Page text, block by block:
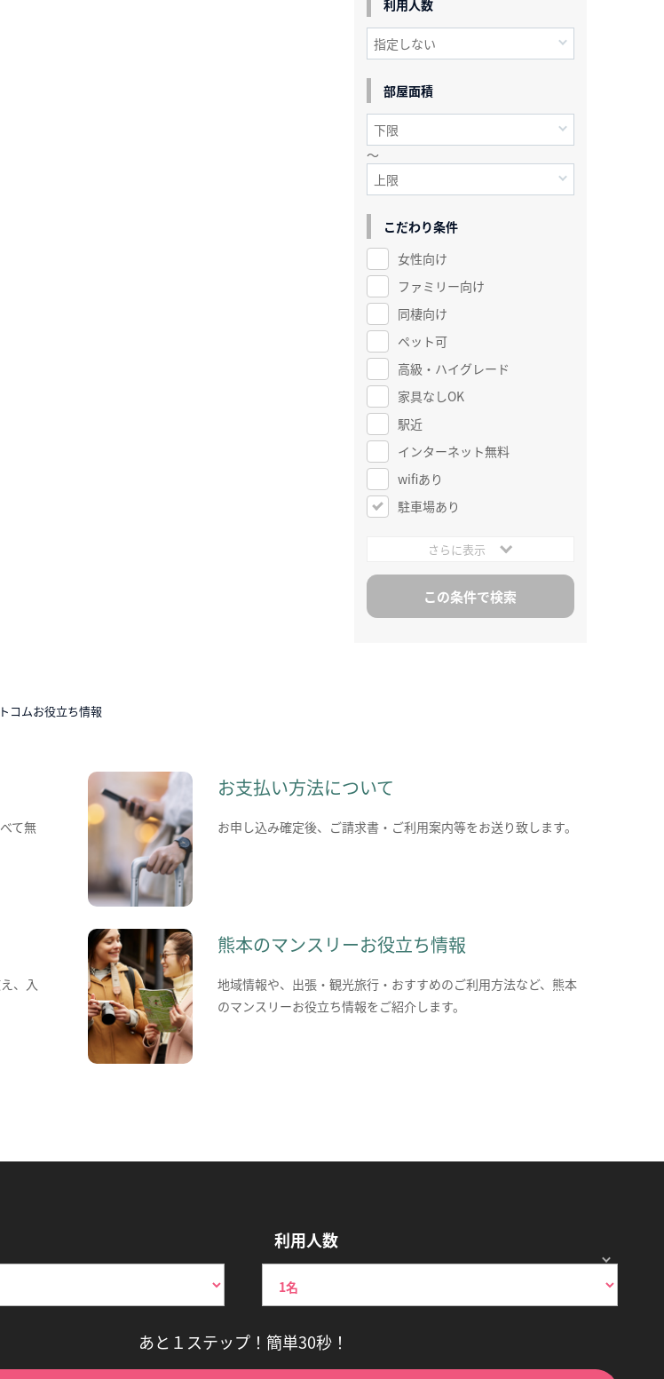
利用人数
部屋面積
～
こだわり条件
女性向け
ファミリー向け
同棲向け
ペット可
高級・ハイグレード
家具なしOK
駅近
インターネット無料
wifiあり
駐車場あり
さらに表示
コムお役立ち情報
て無
お支払い方法について
お申し込み確定後、ご請求書・ご利用案内等をお送り致します。
、入
熊本のマンスリーお役立ち情報
地域情報や、出張・観光旅行・おすすめのご利用方法など、熊本
のマンスリーお役立ち情報をご紹介します。
利用人数
あと１ステップ！簡単30秒！